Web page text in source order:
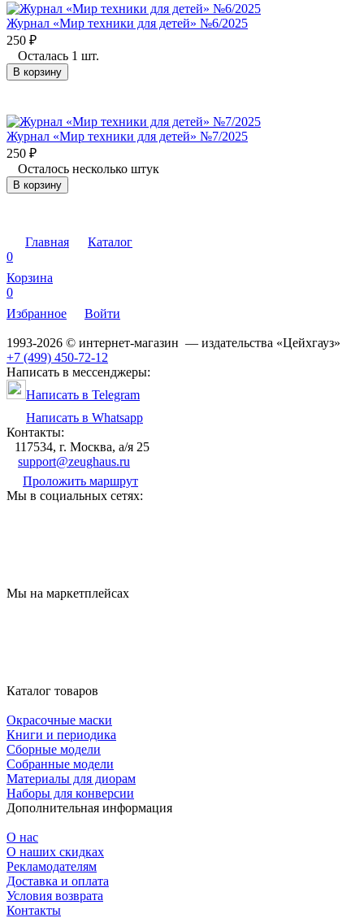
Журнал «Мир техники для детей» №6/2025
250 ₽
Осталась 1 шт.
В корзину
Журнал «Мир техники для детей» №7/2025
250 ₽
Осталось несколько штук
В корзину
Главная
Каталог
0
Корзина
0
Избранное
Войти
1993-2026 © интернет-магазин — издательства «Цейхгауз»
+7 (499) 450-72-12
Написать в мессенджеры:
Написать в Telegram
Написать в Whatsapp
Контакты:
117534, г. Москва, а/я 25
support@zeughaus.ru
Проложить маршрут
Мы в социальных сетях:
Мы на маркетплейсах
Каталог товаров
Окрасочные маски
Книги и периодика
Сборные модели
Собранные модели
Материалы для диорам
Наборы для конверсии
Дополнительная информация
О нас
О наших скидках
Рекламодателям
Доставка и оплата
Условия возврата
Контакты